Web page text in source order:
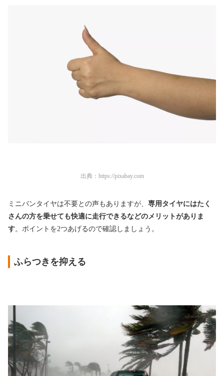
出典： https://pixabay.com
ミニバンタイヤは不要との声もありますが、 専用タイヤにはたく
さんの方を乗せても快適に走行できるなどのメリットがありま
す。ポイントを2つあげるので確認しましょう。
ふらつきを抑える